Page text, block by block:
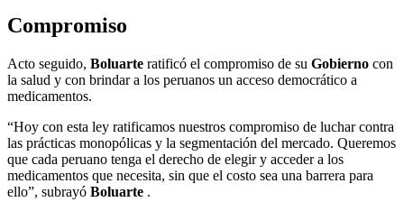
Compromiso
Acto seguido, Boluarte ratificó el compromiso de su Gobierno con
la salud y con brindar a los peruanos un acceso democrático a
medicamentos.
“Hoy con esta ley ratificamos nuestros compromiso de luchar contra
las prácticas monopólicas y la segmentación del mercado. Queremos
que cada peruano tenga el derecho de elegir y acceder a los
medicamentos que necesita, sin que el costo sea una barrera para
ello”, subrayó Boluarte .